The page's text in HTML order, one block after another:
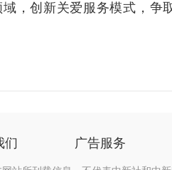
，创新关爱服务模式，争
们 广告服务